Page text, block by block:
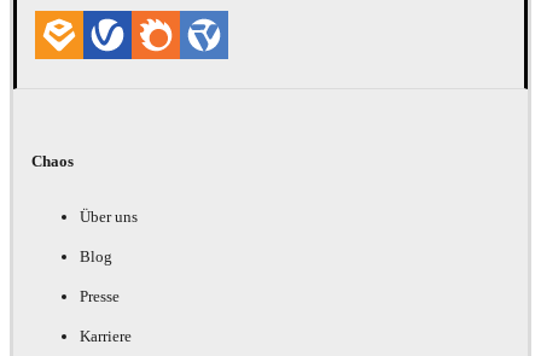
Chaos
Über uns
Blog
Presse
Karriere